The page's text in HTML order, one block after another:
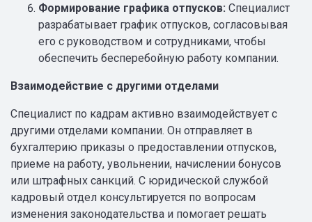
Формирование графика отпусков: Специалист
разрабатывает график отпусков, согласовывая
его с руководством и сотрудниками, чтобы
обеспечить бесперебойную работу компании.
Взаимодействие с другими отделами
Специалист по кадрам активно взаимодействует с
другими отделами компании. Он отправляет в
бухгалтерию приказы о предоставлении отпусков,
приеме на работу, увольнении, начислении бонусов
или штрафных санкций. С юридической службой
кадровый отдел консультируется по вопросам
изменения законодательства и помогает решать